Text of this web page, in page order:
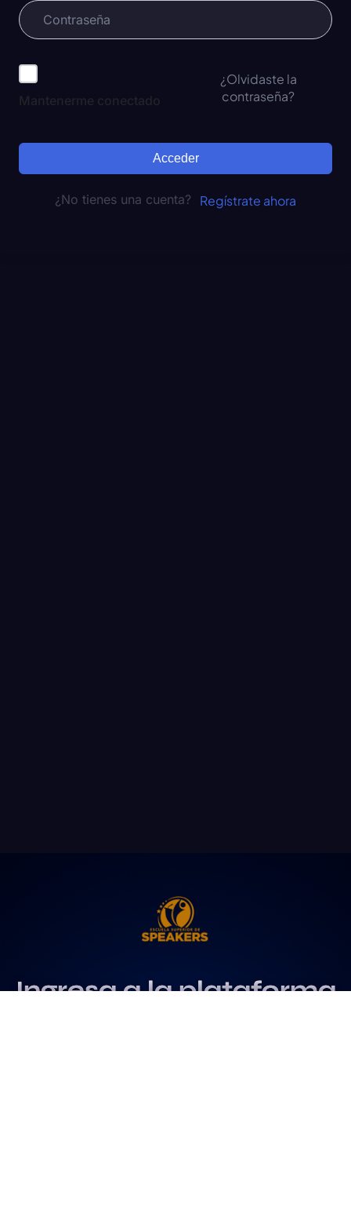
Mantenerme conectado
¿Olvidaste la
contraseña?
Acceder
¿No tienes una cuenta? Regístrate ahora
Ingresa a la plataforma